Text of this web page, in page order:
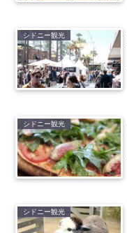
シドニー観光
シドニー観光
シドニー観光